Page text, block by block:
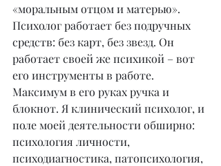
«моральным отцом и матерью».
Психолог работает без подручных
средств: без карт, без звезд. Он
работает своей же психикой – вот
его инструменты в работе.
Максимум в его руках ручка и
блокнот. Я клинический психолог, и
поле моей деятельности обширно:
психология личности,
психодиагностика, патопсихология,